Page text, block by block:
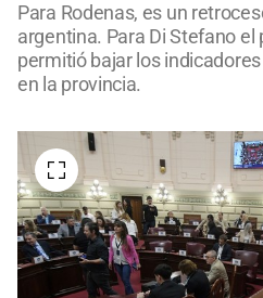
Para Rodenas, es un
argentina. Para Di Stefano
permitió bajar los
en la provincia.